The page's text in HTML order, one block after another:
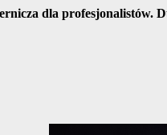
dla profesjonalistów.